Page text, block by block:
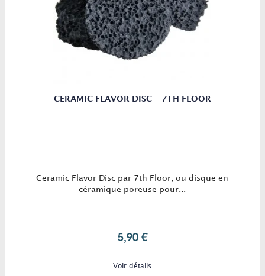
CERAMIC FLAVOR DISC - 7TH FLOOR
Ceramic Flavor Disc par 7th Floor, ou disque en
céramique poreuse pour...
5,90 €
Voir détails